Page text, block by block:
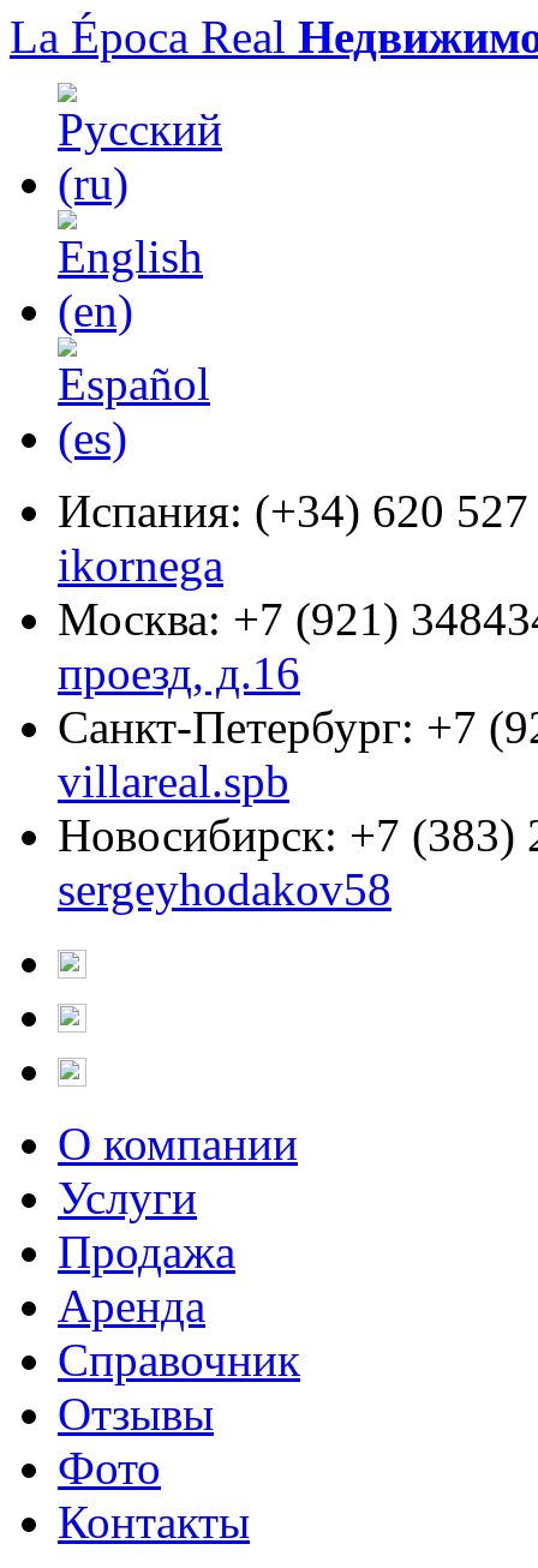
La Época Real
Испания: (+34) 620
ikornega
Москва: +7 (921)
проезд, д.16
Санкт-Петербург: +7
villareal.spb
Новосибирск: +7 (383)
sergeyhodakov58
О компании
Услуги
Продажа
Аренда
Справочник
Отзывы
Фото
Контакты